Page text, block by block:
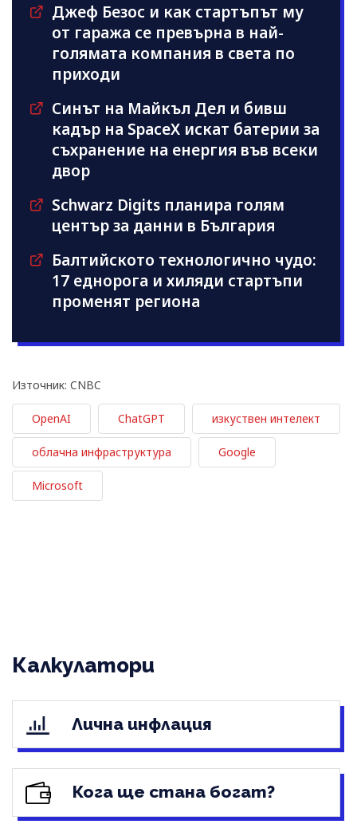
Джеф Безос и как стартъпът му
от гаража се превърна в най-
голямата компания в света по
приходи
Синът на Майкъл Дeл и бивш
кадър на SpaceX искат батерии за
съхранение на енергия във всеки
двор
Schwarz Digits планира голям
център за данни в България
Балтийското технологично чудо:
17 еднорога и хиляди стартъпи
променят региона
Източник: CNBC
OpenAI ChatGPT изкуствен интелект
облачна инфраструктура Google
Microsoft
Калкулатори
Лична инфлация
Кога ще стана богат?